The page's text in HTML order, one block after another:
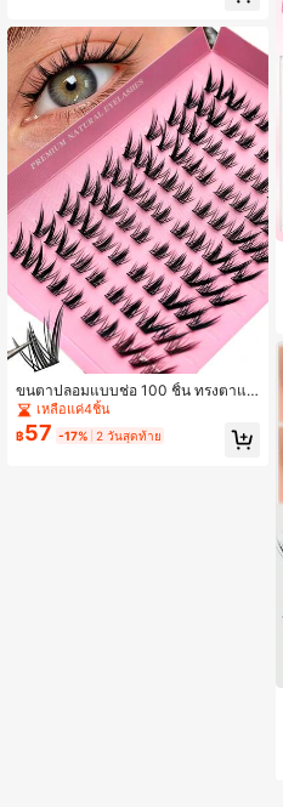
ขนตาปลอมแบบช่อ 100 ชิ้น ทรงตาแม
ว C Curl สไตล์มังงะ ขนาด 9-13 มม. แ
บบมีหนามช่อ ลุคธรรมชาติ สำหรับติด
ปลายตา ช่วยให้ตาดูยาวขึ้น ทรงฟ็อกซ์
เหลือแค่4ชิ้น
฿57 -17% 2 วันสุดท้าย